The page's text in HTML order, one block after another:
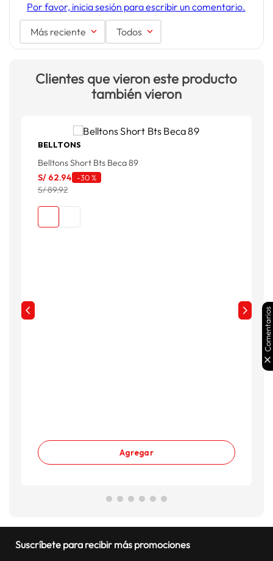
Por favor, inicia sesión para escribir un comentario.
Más reciente Todos
Clientes que vieron este producto
también vieron
BELLTONS
Belltons Short Bts Beca 89
S/ 62.94 -30 %
S/ 89.92
Agregar
Suscríbete para recibir más promociones
Comentarios